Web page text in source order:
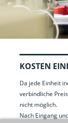
KOSTEN
Da jede Einheit
verbindliche
nicht möglich.
Nach Eingang